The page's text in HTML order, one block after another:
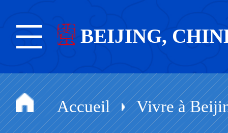
BEIJING,
Accueil Vivre à